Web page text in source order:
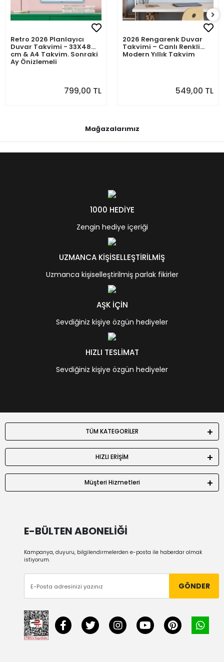
Retro 2026 Planlayıcı
Duvar Takvimi - 33X48
cm & A4 Takvim. Sonraki
Ay Önizlemeli
799,00 TL
2026 Rengarenk Duvar
Takvimi – Canlı Renkli
Modern Yıllık Takvim
549,00 TL
Mağazalarımız
1000 HEDİYE
Zengin hediye içeriği
UZMANCA KİŞİSELLEŞTİRİLMİŞ
Uzmanca kişiselleştirilmiş parlak fikirler
AŞK İÇİN
Sevdiğiniz kişiye özgün hediyeler
HIZLI TESLİMAT
Sevdiğiniz kişiye özgün hediyeler
TÜM KATEGORİLER
HIZLI ERİŞİM
Müşteri Hizmetleri
E-BÜLTEN ABONELİĞİ
Kampanya, duyuru, bilgilendirmelerden e-posta ile haberdar olmak
istiyorum.
GÖNDER